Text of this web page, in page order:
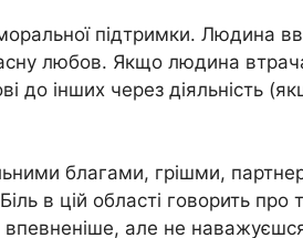
підтримки. Людина
любов. Якщо людина
до інших через діяльність
благами, грішми,
в цій області говорить про
але не наважуєшся